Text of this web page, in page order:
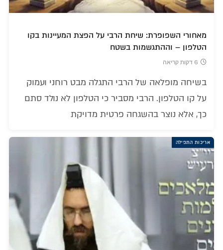
מאחורי השפופרת: שיחת הרבי על הפצת המעיינות בקו
הטלפון – וההתגשמות בשטח
6 דקות קריאה
בשיחה מופלאה של הרבי התגלה מבט רוחני ועמוק
על קו הטלפון. הרבי מסביר כי הטלפון לא נולד סתם
כך, אלא נוצר בהשגחה פרטית מדויקת
אריכות התפילה